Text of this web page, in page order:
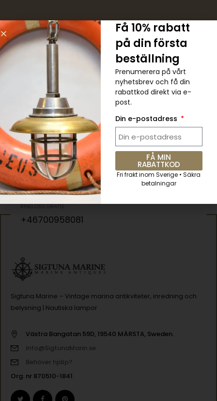
5 % RABATT. Kupongkod:
QKWCM2KC
Prenumerera på det veckovisa
nyhetsbrevet för alla senaste
uppdateringar
Skicka
RING OSS GRATIS
+46700958081
Sigtuna Marine – Vintage marina antikviteter, inredning och
belysning | Nautiska lampor
Västra Bangatan 59D, 19540 MÄRSTA, Sweden.
info@SigtunaMarin.se
Behöver hjälp?
Org. nr 870510-1841
Få 10% rabatt
på din första
beställning
Prenumerera på vårt
nyhetsbrev och få din
rabattkod direkt via e-
post.
Din e-postadress
FÅ MIN
RABATTKOD
Fri frakt inom Sverige • Säkra
betalningar